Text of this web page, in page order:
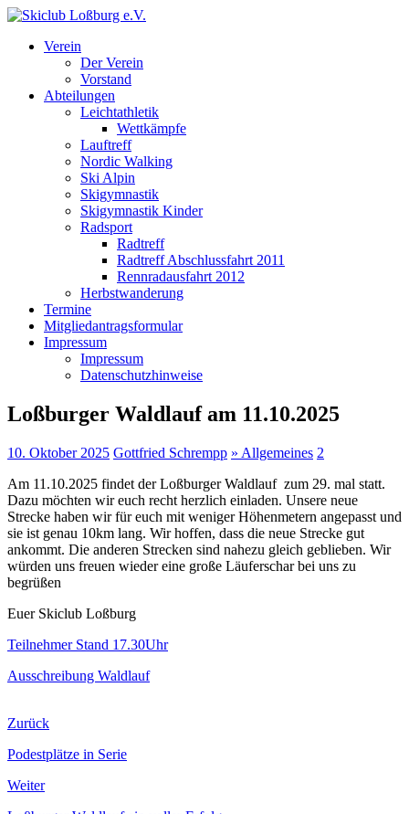
Verein
Der Verein
Vorstand
Abteilungen
Leichtathletik
Wettkämpfe
Lauftreff
Nordic Walking
Ski Alpin
Skigymnastik
Skigymnastik Kinder
Radsport
Radtreff
Radtreff Abschlussfahrt 2011
Rennradausfahrt 2012
Herbstwanderung
Termine
Mitgliedantragsformular
Impressum
Impressum
Datenschutzhinweise
Loßburger Waldlauf am 11.10.2025
10. Oktober 2025 Gottfried Schrempp » Allgemeines 2
Am 11.10.2025 findet der Loßburger Waldlauf zum 29. mal statt.
Dazu möchten wir euch recht herzlich einladen. Unsere neue
Strecke haben wir für euch mit weniger Höhenmetern angepasst und
sie ist genau 10km lang. Wir hoffen, dass die neue Strecke gut
ankommt. Die anderen Strecken sind nahezu gleich geblieben. Wir
würden uns freuen wieder eine große Läuferschar bei uns zu
begrüßen
Euer Skiclub Loßburg
Teilnehmer Stand 17.30Uhr
Ausschreibung Waldlauf
Zurück
Podestplätze in Serie
Weiter